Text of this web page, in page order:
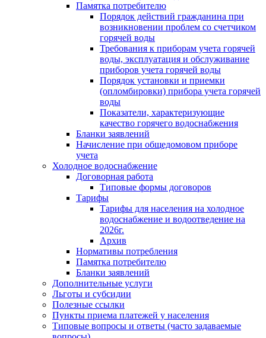
Памятка потребителю
Порядок действий гражданина при
возникновении проблем со счетчиком
горячей воды
Требования к приборам учета горячей
воды, эксплуатация и обслуживание
приборов учета горячей воды
Порядок установки и приемки
(опломбировки) прибора учета горячей
воды
Показатели, характеризующие
качество горячего водоснабжения
Бланки заявлений
Начисление при общедомовом приборе
учета
Холодное водоснабжение
Договорная работа
Типовые формы договоров
Тарифы
Тарифы для населения на холодное
водоснабжение и водоотведение на
2026г.
Архив
Нормативы потребления
Памятка потребителю
Бланки заявлений
Дополнительные услуги
Льготы и субсидии
Полезные ссылки
Пункты приема платежей у населения
Типовые вопросы и ответы (часто задаваемые